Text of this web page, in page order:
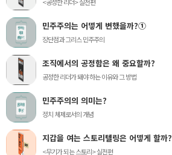
민주주의는 어떻게 변했을까?①
장단점과 그리스 민주주의
조직에서의 공정함은 왜 중요할까?
공정한 리더가 돼야 하는 이유와 그 방법
민주주의의 의미는?
정치 체제로서의 개념
지갑을 여는 스토리텔링은 어떻게 할까?
<무기가 되는 스토리> 실전편